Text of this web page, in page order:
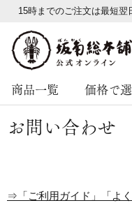
15時までのご注文は最短翌
商品一覧 価格で
お問い合わせ
⇒「ご利用ガイド」「よ